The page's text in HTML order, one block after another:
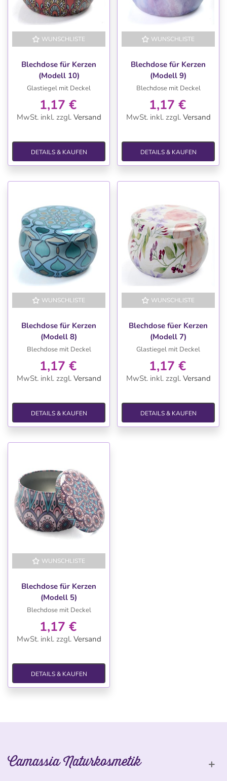
WUNSCHLISTE
Blechdose für Kerzen
(Modell 10)
Glastiegel mit Deckel
1,17 €
MwSt. inkl. zzgl. Versand
DETAILS & KAUFEN
WUNSCHLISTE
Blechdose für Kerzen
(Modell 9)
Blechdose mit Deckel
1,17 €
MwSt. inkl. zzgl. Versand
DETAILS & KAUFEN
WUNSCHLISTE
Blechdose für Kerzen
(Modell 8)
Blechdose mit Deckel
1,17 €
MwSt. inkl. zzgl. Versand
DETAILS & KAUFEN
WUNSCHLISTE
Blechdose füer Kerzen
(Modell 7)
Glastiegel mit Deckel
1,17 €
MwSt. inkl. zzgl. Versand
DETAILS & KAUFEN
WUNSCHLISTE
Blechdose für Kerzen
(Modell 5)
Blechdose mit Deckel
1,17 €
MwSt. inkl. zzgl. Versand
DETAILS & KAUFEN
Camassia Naturkosmetik